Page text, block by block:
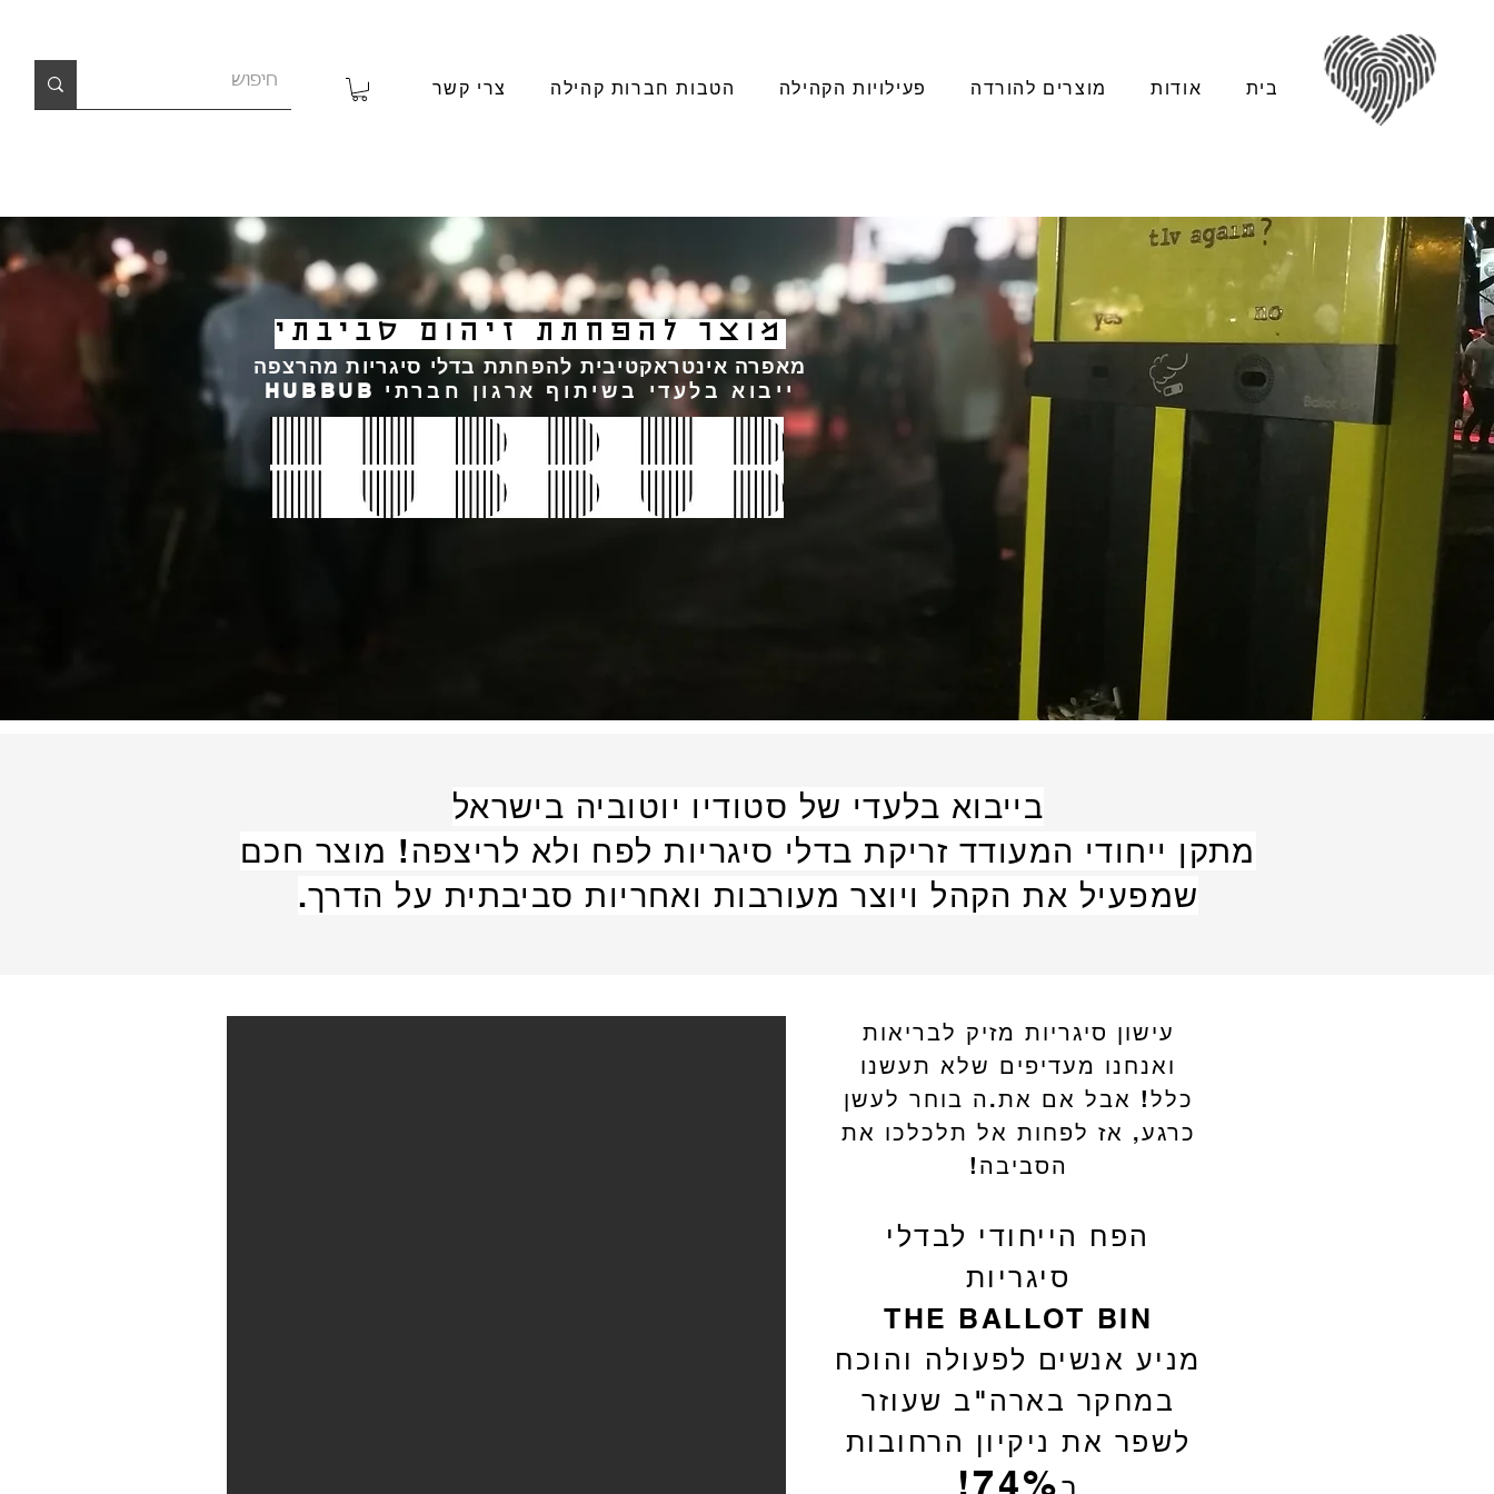
צרי קשר הטבות חברות קהילה פעילויות הקהילה מוצרים להורדה אודות בית
משפטי השראה בהפתעה! בעיצוב עוגיות
מזל
נעשה בעבודת יד יחד עם עמותת
אנוש
מוצר להפחתת זיהום סביבתי
מאפרה אינטראקטיבית להפחתת בדלי סיגריות מהרצפה
ייבוא בלעדי בשיתוף ארגון חברתי HUBBUB
בייבוא בלעדי של סטודיו יוטוביה בישראל
מתקן ייחודי המעודד זריקת בדלי סיגריות לפח ולא לריצפה! מוצר חכם
שמפעיל את הקהל ויוצר מעורבות ואחריות סביבתית על הדרך.
עישון סיגריות מזיק לבריאות
ואנחנו מעדיפים שלא תעשנו
כלל! אבל אם את.ה בוחר לעשן
כרגע, אז לפחות אל תלכלכו את
הסביבה!
הפח הייחודי לבדלי
סיגריות
THE BALLOT BIN
מניע אנשים לפעולה והוכח
במחקר בארה"ב שעוזר
לשפר את ניקיון הרחובות
ב74%!